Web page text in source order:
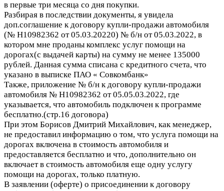
в первые три месяца со дня покупки.
Разбирая в последствии документы, я увидела
доп.соглашение к договору купли-продажи автомобиля
(№ Н10982362 от 05.03.20220) № б/н от 05.03.2022, в
котором мне проданы комплекс услуг помощи на
дорогах(с выдачей карты) на сумму не менее 135000
рублей. Данная сумма списана с кредитного счета, что
указано в выписке ПАО « Совкомбанк»
Также, приложение № б/н к договору купли-продажи
автомобиля № Н10982362 от 05.05.03.2022, где
указывается, что автомобиль подключен к программе
бесплатно.(стр.16 договора)
При этом Борисов Дмитрий Михайлович, как менеджер,
не предоставил информацию о том, что услуга помощи на
дорогах включена в стоимость автомобиля и
предоставляется бесплатно и что, дополнительно он
включает в стоимость автомобиля еще одну услугу
помощи на дорогах, только платную.
В заявлении (оферте) о присоединении к договору